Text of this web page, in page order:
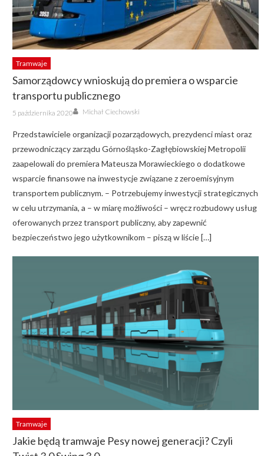
Tramwaje
Samorządowcy wnioskują do premiera o wsparcie
transportu publicznego
Posted
on
5 października 2020 Author
Michał Ciechowski
Przedstawiciele organizacji pozarządowych, prezydenci miast oraz
przewodniczący zarządu Górnośląsko-Zagłębiowskiej Metropolii
zaapelowali do premiera Mateusza Morawieckiego o dodatkowe
wsparcie finansowe na inwestycje związane z zeroemisyjnym
transportem publicznym. – Potrzebujemy inwestycji strategicznych
w celu utrzymania, a – w miarę możliwości – wręcz rozbudowy usług
oferowanych przez transport publiczny, aby zapewnić
bezpieczeństwo jego użytkownikom – piszą w liście […]
Tramwaje
Jakie będą tramwaje Pesy nowej generacji? Czyli